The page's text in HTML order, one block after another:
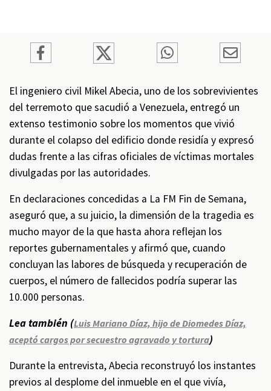
El ingeniero civil Mikel Abecia, uno de los sobrevivientes
del terremoto que sacudió a Venezuela, entregó un
extenso testimonio sobre los momentos que vivió
durante el colapso del edificio donde residía y expresó
dudas frente a las cifras oficiales de víctimas mortales
divulgadas por las autoridades.
En declaraciones concedidas a La FM Fin de Semana,
aseguró que, a su juicio, la dimensión de la tragedia es
mucho mayor de la que hasta ahora reflejan los
reportes gubernamentales y afirmó que, cuando
concluyan las labores de búsqueda y recuperación de
cuerpos, el número de fallecidos podría superar las
10.000 personas.
Lea también (Luis Mariano Díaz, hijo de Diomedes Díaz,
aceptó cargos por secuestro agravado y tortura)
Durante la entrevista, Abecia reconstruyó los instantes
previos al desplome del inmueble en el que vivía,